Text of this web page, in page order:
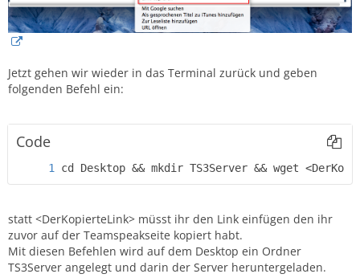
Jetzt gehen wir wieder in das Terminal zurück und geben
folgenden Befehl ein:
Code
cd Desktop && mkdir TS3Server && wget
statt <DerKopierteLink> müsst ihr den Link einfügen den ihr
zuvor auf der Teamspeakseite kopiert habt.
Mit diesen Befehlen wird auf dem Desktop ein Ordner
TS3Server angelegt und darin der Server heruntergeladen.